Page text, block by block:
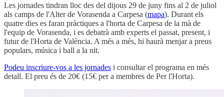
Les jornades tindran lloc des del dijous 29 de juny fins al 2 de juliol
als camps de l'Alter de Vorasenda a Carpesa (mapa). Durant els
quatre dies es faran pràctiques a l'horta de Carpesa de la mà de
l'equip de Vorasenda, i es debatrà amb experts el passat, present, i
futur de l'Horta de València. A més a més, hi haurà menjar a preus
populars, música i ball a la nit.
Podeu inscriure-vos a les jornades i consultar el programa en més
detall. El preu és de 20€ (15€ per a membres de Per l'Horta).